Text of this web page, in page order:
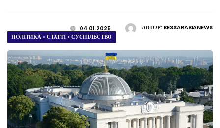
АВТОР: BESSARABIANEWS
04.01.2025
ПОЛІТИКА • СТАТТІ • СУСПІЛЬСТВО